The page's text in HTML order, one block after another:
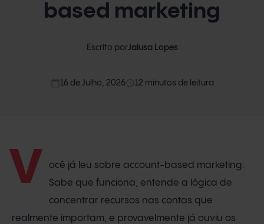
based marketing
Escrito porJalusa Lopes
access_time 12 minutos de leitura
16 de Julho, 2026
V
ocê já leu sobre account-based marketing.
Sabe que funciona, entende a lógica de
concentrar recursos nas contas que
realmente importam, e provavelmente já ouviu os